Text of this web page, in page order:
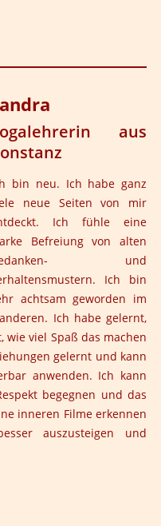
mich hineinzuschauen
ungeliebten Anteile
Die Offenheit in der
ich nicht allein war
und mit
Hinführung zu tiefer
wertvoller Schritt auf
ich sein, wie ich bin,
nichts verstecken,
fallen lassen.
frei, die ich bis dahin
aufrecht zu erhalten.
Erfahrung, die
durfte: die Öffnung
Gesangtraining nicht
wie von allein
sich und meine Stimme
Endlich konnte
was in mir ist zu
und mehr und
Platz im Leben
aus
bin neu. Ich habe ganz
neue Seiten von mir
Ich fühle eine
Befreiung von alten
und
Ich bin
achtsam geworden im
Ich habe gelernt,
viel Spaß das machen
gelernt und kann
anwenden. Ich kann
begegnen und das
inneren Filme erkennen
auszusteigen und